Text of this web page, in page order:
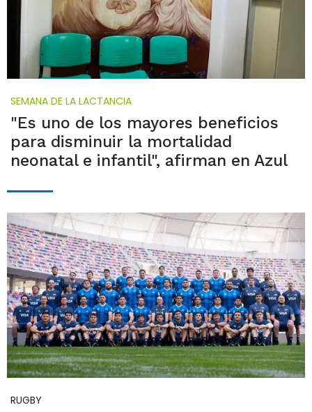
SEMANA DE LA LACTANCIA
"Es uno de los mayores beneficios
para disminuir la mortalidad
neonatal e infantil", afirman en Azul
RUGBY